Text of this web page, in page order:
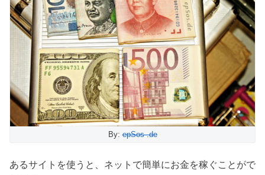
By:epSos .de
あるサイトを使うと、ネットで簡単にお金を稼ぐことがで